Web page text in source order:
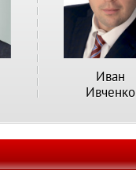
Иван
Ивченко